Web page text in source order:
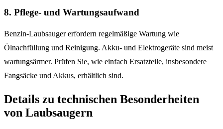
8. Pflege- und Wartungsaufwand
Benzin-Laubsauger erfordern regelmäßige Wartung wie
Ölnachfüllung und Reinigung. Akku- und Elektrogeräte sind meist
wartungsärmer. Prüfen Sie, wie einfach Ersatzteile, insbesondere
Fangsäcke und Akkus, erhältlich sind.
Details zu technischen Besonderheiten
von Laubsaugern